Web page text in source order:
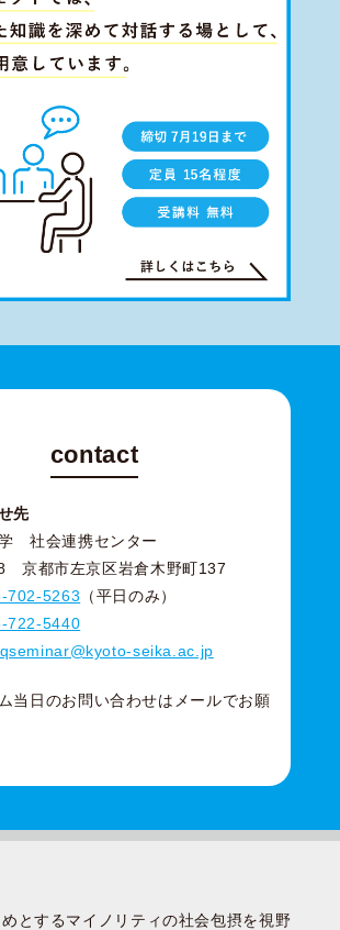
contact
先
社会連携センター
京都市左京区岩倉木野町137
702-5263 （平日のみ）
722-5440
seika.ac.jp
当日のお問い合わせはメールでお願
とするマイノリティの社会包摂を視野